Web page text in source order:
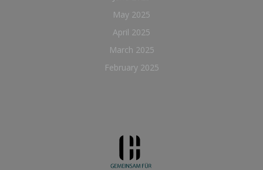
May 2025
April 2025
March 2025
February 2025